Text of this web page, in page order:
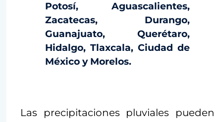
Potosí, Aguascalientes,
Zacatecas, Durango,
Guanajuato, Querétaro,
Hidalgo, Tlaxcala, Ciudad de
México y Morelos.
Las precipitaciones pluviales pueden